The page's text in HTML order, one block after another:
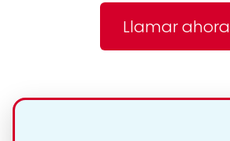
Llamar ahora